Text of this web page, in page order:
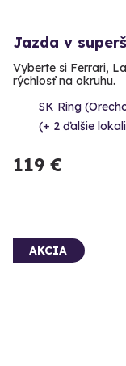
Jazda v
Vyberte si Ferrari,
rýchlosť na okruhu.
SK Ring
(+ 2 ďalšie
119 €
AKCIA